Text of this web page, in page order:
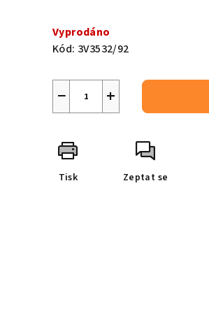
cena:
Vyprodáno
Kód: 3V3532/92
+
−
Tisk Zeptat se